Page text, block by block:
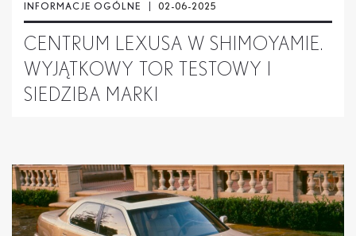
INFORMACJE OGÓLNE 02-06-2025
CENTRUM LEXUSA W SHIMOYAMIE.
WYJĄTKOWY TOR TESTOWY I
SIEDZIBA MARKI